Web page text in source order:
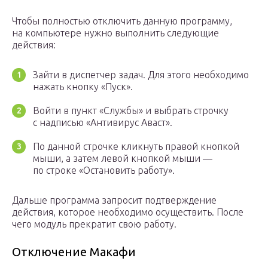
Чтобы полностью отключить данную программу,
на компьютере нужно выполнить следующие
действия:
Зайти в диспетчер задач. Для этого необходимо
нажать кнопку «Пуск».
Войти в пункт «Службы» и выбрать строчку
с надписью «Антивирус Аваст».
По данной строчке кликнуть правой кнопкой
мыши, а затем левой кнопкой мыши —
по строке «Остановить работу».
Дальше программа запросит подтверждение
действия, которое необходимо осуществить. После
чего модуль прекратит свою работу.
Отключение Макафи